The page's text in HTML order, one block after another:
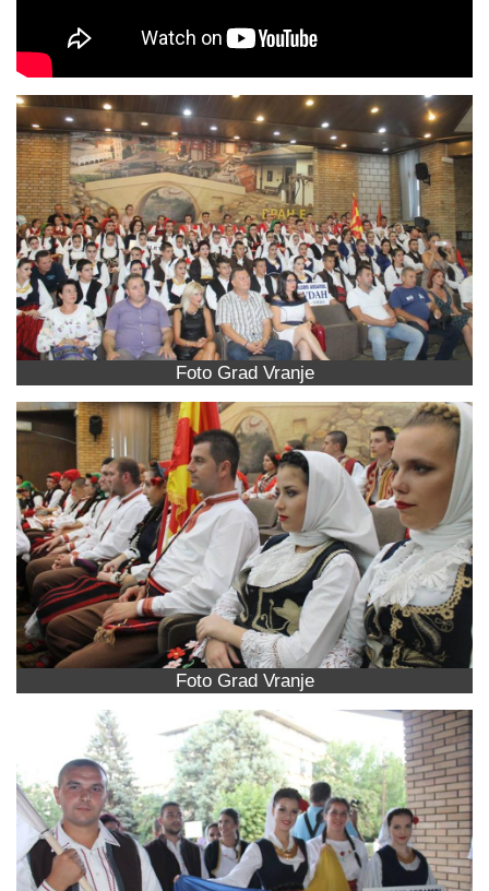
Foto Grad Vranje
Foto Grad Vranje